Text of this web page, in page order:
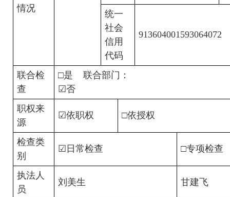
情况
统一
社会
信用
代码
913604001593064072
联合检
查
□是    联合部门：
☑否
职权来
源
☑依职权 □依授权
检查类
别
☑日常检查 □专项检查
执法人
员
刘美生 甘建飞